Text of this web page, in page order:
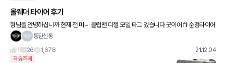
올웨더 타이어 후기
형님들 안녕하십니까 현재 전 미니 클럽맨 디젤 모델 타고 있습니다 굿이어 f1 순정타이어
동탄신동
1
26 1,678 21.12.04
자유주제